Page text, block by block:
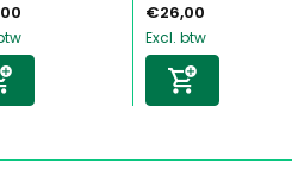
€26,00
Excl. btw